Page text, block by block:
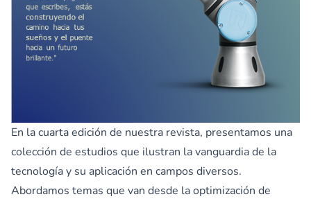
En la cuarta edición de nuestra revista, presentamos una
colección de estudios que ilustran la vanguardia de la
tecnología y su aplicación en campos diversos.
Abordamos temas que van desde la optimización de